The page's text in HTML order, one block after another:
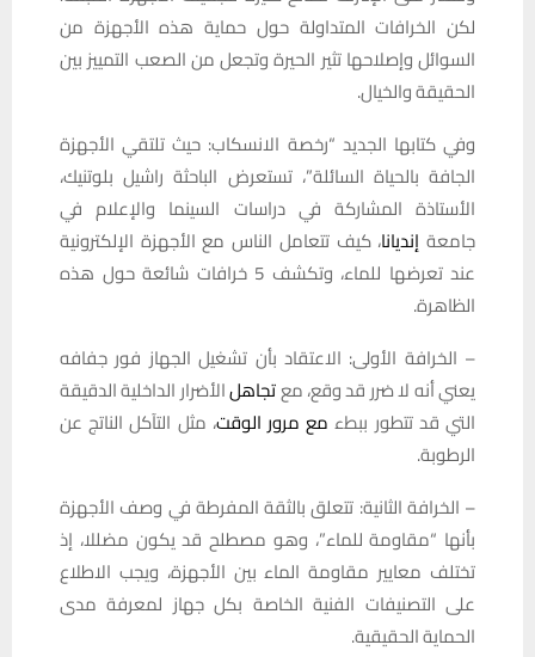
لكن الخرافات المتداولة حول حماية هذه الأجهزة من
السوائل وإصلاحها تثير الحيرة وتجعل من الصعب التمييز بين
الحقيقة والخيال.
وفي كتابها الجديد “رخصة الانسكاب: حيث تلتقي الأجهزة
الجافة بالحياة السائلة”، تستعرض الباحثة راشيل بلوتنيك،
الأستاذة المشاركة في دراسات السينما والإعلام في
جامعة إنديانا، كيف تتعامل الناس مع الأجهزة الإلكترونية
عند تعرضها للماء، وتكشف 5 خرافات شائعة حول هذه
الظاهرة.
– الخرافة الأولى: الاعتقاد بأن تشغيل الجهاز فور جفافه
يعني أنه لا ضرر قد وقع، معتجاهلالأضرار الداخلية الدقيقة
التي قد تتطور ببطء مع مرور الوقت، مثل التآكل الناتج عن
الرطوبة.
– الخرافة الثانية: تتعلق بالثقة المفرطة في وصف الأجهزة
بأنها “مقاومة للماء”، وهو مصطلح قد يكون مضللا، إذ
تختلف معايير مقاومة الماء بين الأجهزة، ويجب الاطلاع
على التصنيفات الفنية الخاصة بكل جهاز لمعرفة مدى
الحماية الحقيقية.